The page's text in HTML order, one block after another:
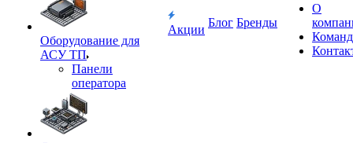
Оборудование для
АСУ ТП
Панели
оператора
Акции
Блог Бренды
О